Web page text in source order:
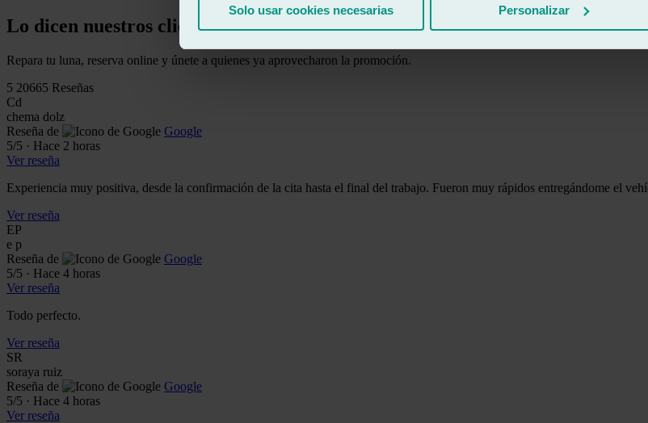
Solo usar cookies necesarias Personalizar
Lo dicen nuestros clientes:
Repara tu luna, reserva online y únete a quienes ya aprovecharon la promoción.
5 20665 Reseñas
Cd
chema dolz
Reseña de
Google
5/5 · Hace 2 horas
Ver reseña
Experiencia muy positiva, desde la confirmación de la cita hasta el final del trabajo. Fueron muy rápidos entregándome el
Ver reseña
EP
e p
Reseña de
Google
5/5 · Hace 4 horas
Ver reseña
Todo perfecto.
Ver reseña
SR
soraya ruiz
Reseña de
Google
5/5 · Hace 4 horas
Ver reseña